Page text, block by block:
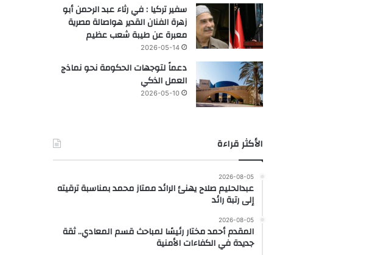
سفير تركيا : في رثاء عبد الرحمن أبو
زهرة الفنان القدير هواصالة مصرية
معبرة عن طيبة شعب عظيم
2026-05-14
دعماً لتوجهات الحكومة نحو نماذج
العمل الذكي
2026-05-10
الأكثر قراءة
2026-08-05
عبدالحليم صلاح يهنئ الرائد ممتاز محمد بمناسبة ترقيته
إلى رتبة رائد
2026-08-05
المقدم أحمد مختار رئيسًا لمباحث قسم المعادي.. ثقة
جديدة في الكفاءات الأمنية